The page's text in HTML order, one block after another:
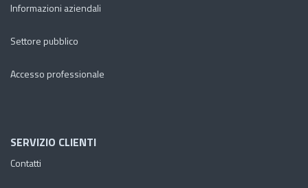
Informazioni aziendali
Settore pubblico
Accesso professionale
SERVIZIO CLIENTI
Contatti